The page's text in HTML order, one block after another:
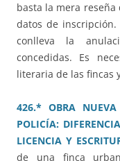
basta la mera
datos de
conlleva la
concedidas. Es
literaria de las fincas
426.* OBRA NUEVA
POLICÍA:
LICENCIA Y
de una finca